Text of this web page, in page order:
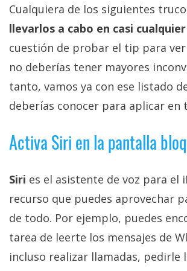
Publicidad
/
Cambiar
opciones
privacidad
/
Legal
El medio de
comunicación
digital donde
encontrarás
todas las
tecnología,
móviles,
ordenadores,
Cualquiera de los siguientes
llevarlos a cabo en casi
cuestión de probar el tip para
no deberías tener mayores
tanto, vamos ya con ese listado
deberías conocer para aplicar en
Activa Siri en la pantalla
Siri es el asistente de voz para el
recurso que puedes aprovechar
de todo. Por ejemplo, puedes
tarea de leerte los mensajes de
incluso realizar llamadas, pedirle